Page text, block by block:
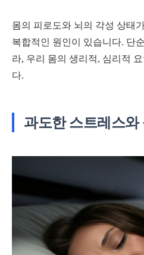
몸의 피로도와 뇌의 각성 상태
복합적인 원인이 있습니다. 단
라, 우리 몸의 생리적, 심리적
다.
과도한 스트레스와